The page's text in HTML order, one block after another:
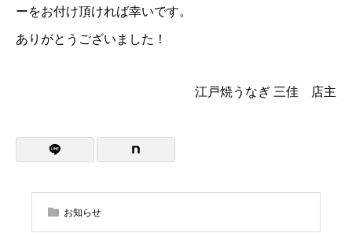
ーをお付け頂ければ幸いです。
ありがとうございました！
江戸焼うなぎ 三佳 店主
お知らせ